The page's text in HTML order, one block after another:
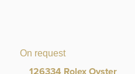
On request
126334 Rolex Oyster